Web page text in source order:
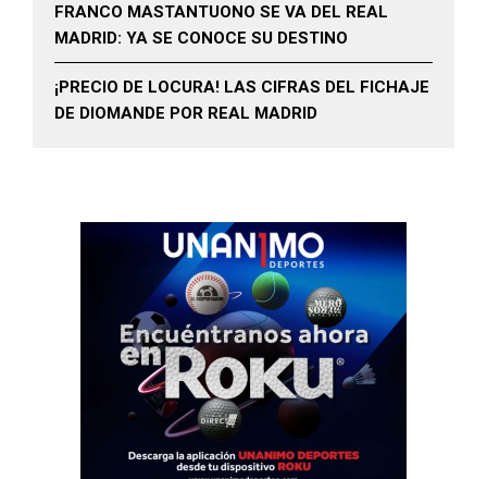
FRANCO MASTANTUONO SE VA DEL REAL
MADRID: YA SE CONOCE SU DESTINO
¡PRECIO DE LOCURA! LAS CIFRAS DEL FICHAJE
DE DIOMANDE POR REAL MADRID